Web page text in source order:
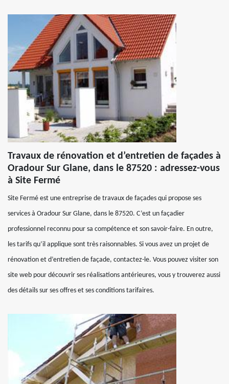
Travaux de rénovation et d’entretien de façades à
Oradour Sur Glane, dans le 87520 : adressez-vous
à Site Fermé
Site Fermé est une entreprise de travaux de façades qui propose ses
services à Oradour Sur Glane, dans le 87520. C’est un façadier
professionnel reconnu pour sa compétence et son savoir-faire. En outre,
les tarifs qu’il applique sont très raisonnables. Si vous avez un projet de
rénovation et d’entretien de façade, contactez-le. Vous pouvez visiter son
site web pour découvrir ses réalisations antérieures, vous y trouverez aussi
des détails sur ses offres et ses conditions tarifaires.